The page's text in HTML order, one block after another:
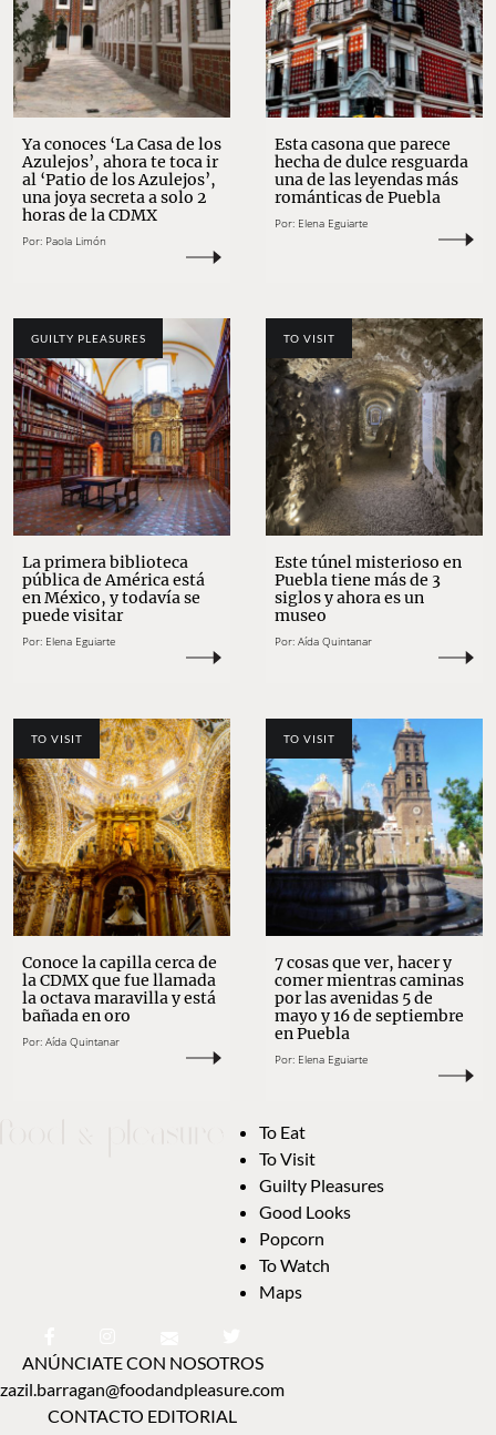
Ya conoces ‘La Casa de los
Azulejos’, ahora te toca ir
al ‘Patio de los Azulejos’,
una joya secreta a solo 2
horas de la CDMX
Por: Paola Limón
Esta casona que parece
hecha de dulce resguarda
una de las leyendas más
románticas de Puebla
Por: Elena Eguiarte
GUILTY PLEASURES
La primera biblioteca
pública de América está
en México, y todavía se
puede visitar
Por: Elena Eguiarte
TO VISIT
Este túnel misterioso en
Puebla tiene más de 3
siglos y ahora es un
museo
Por: Aída Quintanar
TO VISIT
Conoce la capilla cerca de
la CDMX que fue llamada
la octava maravilla y está
bañada en oro
Por: Aída Quintanar
TO VISIT
7 cosas que ver, hacer y
comer mientras caminas
por las avenidas 5 de
mayo y 16 de septiembre
en Puebla
Por: Elena Eguiarte
To Eat
To Visit
Guilty Pleasures
Good Looks
Popcorn
To Watch
Maps
ANÚNCIATE CON NOSOTROS
zazil.barragan@foodandpleasure.com
CONTACTO EDITORIAL